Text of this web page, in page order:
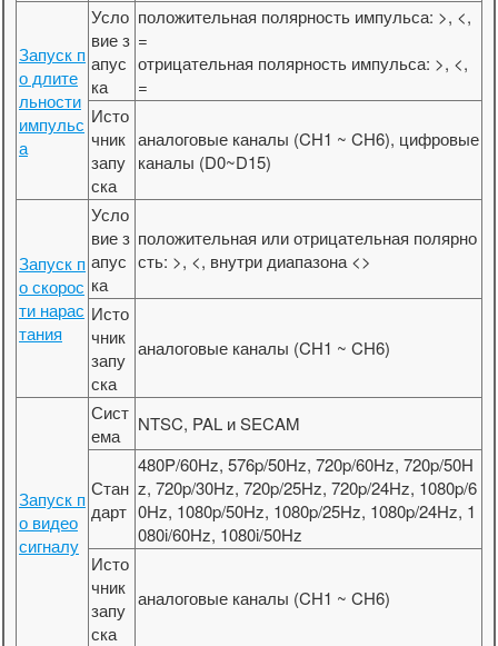
Запуск п
о длите
льности
импульс
а
Усло
вие з
апус
ка
положительная полярность импульса: >, <,
=
отрицательная полярность импульса: >, <,
=
Исто
чник
запу
ска
аналоговые каналы (CH1 ~ CH6), цифровые
каналы (D0~D15)
Запуск п
о скорос
ти нарас
тания
Усло
вие з
апус
ка
положительная или отрицательная полярно
сть: >, <, внутри диапазона <>
Исто
чник
запу
ска
аналоговые каналы (CH1 ~ CH6)
Запуск п
о видео
сигналу
Сист
ема
NTSC, PAL и SECAM
Стан
дарт
480P/60Hz, 576p/50Hz, 720p/60Hz, 720p/50H
z, 720p/30Hz, 720p/25Hz, 720p/24Hz, 1080p/6
0Hz, 1080p/50Hz, 1080p/25Hz, 1080p/24Hz, 1
080i/60Hz, 1080i/50Hz
Исто
чник
запу
ска
аналоговые каналы (CH1 ~ CH6)